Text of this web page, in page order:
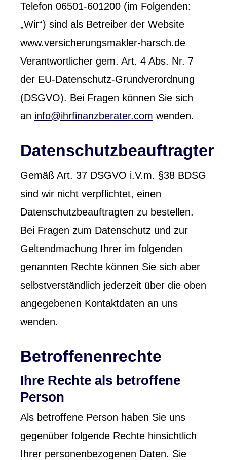
Telefon 06501-601200 (im Folgenden:
„Wir“) sind als Betreiber der Website
www.versicherungsmakler-harsch.de
Verantwortlicher gem. Art. 4 Abs. Nr. 7
der EU-Datenschutz-Grundverordnung
(DSGVO). Bei Fragen können Sie sich
an info@ihrfinanzberater.com wenden.
Datenschutzbeauftragter
Gemäß Art. 37 DSGVO i.V.m. §38 BDSG
sind wir nicht verpflichtet, einen
Datenschutzbeauftragten zu bestellen.
Bei Fragen zum Datenschutz und zur
Geltendmachung Ihrer im folgenden
genannten Rechte können Sie sich aber
selbstverständlich jederzeit über die oben
angegebenen Kontaktdaten an uns
wenden.
Betroffenenrechte
Ihre Rechte als betroffene
Person
Als betroffene Person haben Sie uns
gegenüber folgende Rechte hinsichtlich
Ihrer personenbezogenen Daten. Sie